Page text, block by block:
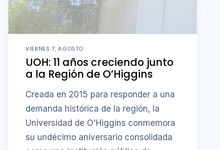
VIERNES 7, AGOSTO
UOH: 11 años creciendo junto
a la Región de O’Higgins
Creada en 2015 para responder a una
demanda histórica de la región, la
Universidad de O'Higgins conmemora
su undécimo aniversario consolidada